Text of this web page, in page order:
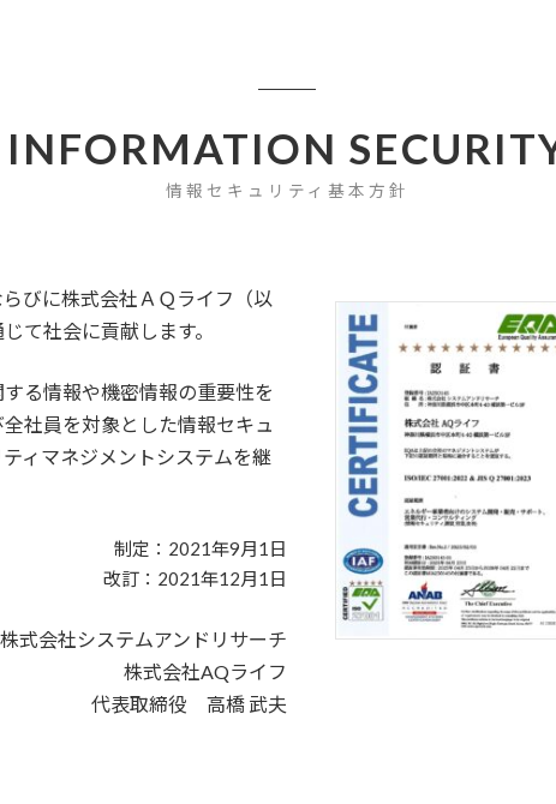
INFORMATION
情報セキュリティ基本方針
びに株式会社ＡＱライフ（以
て社会に貢献します。
る情報や機密情報の重要性を
社員を対象とした情報セキュ
ィマネジメントシステムを継
制定：2021年9月1日
改訂：2021年12月1日
株式会社システムアンドリサーチ
株式会社AQライフ
代表取締役 高橋 武夫